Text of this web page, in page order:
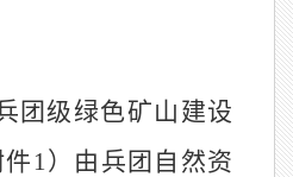
团级绿色矿山建设
1 ）由 兵团自然资